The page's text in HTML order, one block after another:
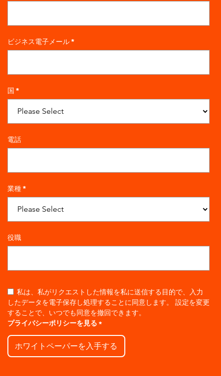
ビジネス電子メール*
国 *
電話
業種*
役職
私は、私がリクエストした情報を私に送信する目的で、入力
したデータを電子保存し処理することに同意します。
設定を変更
することで、いつでも同意を撤回できます。
プライバシーポリシーを見る *